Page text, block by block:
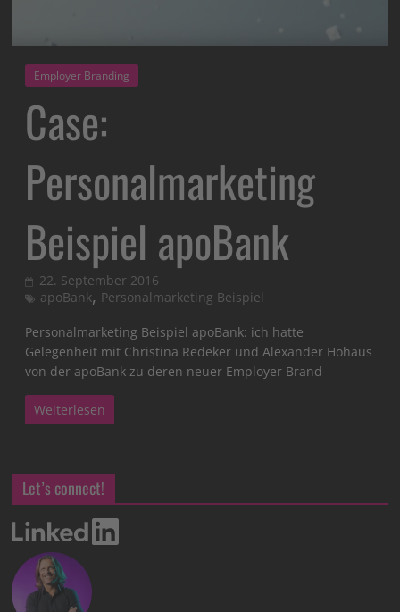
Employer Branding
Case:
Personalmarketing
Beispiel apoBank
22. September 2016
apoBank, Personalmarketing Beispiel
Personalmarketing Beispiel apoBank: ich hatte
Gelegenheit mit Christina Redeker und Alexander Hohaus
von der apoBank zu deren neuer Employer Brand
Weiterlesen
Let’s connect!